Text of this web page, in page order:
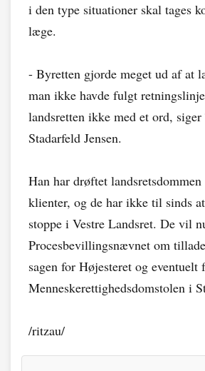
i den type situationer skal tages
læge.
- Byretten gjorde meget ud af at
man ikke havde fulgt
landsretten ikke med et ord, siger
Stadarfeld Jensen.
Han har drøftet
klienter, og de har ikke til sinds
stoppe i Vestre Landsret. De vil
Procesbevillingsnævnet om
sagen for Højesteret og eventuelt
Menneskerettighedsdomstolen i
/ritzau/